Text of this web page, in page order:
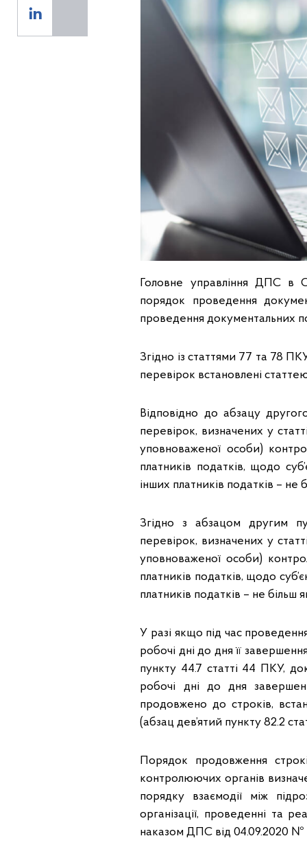
Головне управління ДПС в
порядок проведення
проведення документальних
Згідно із статтями 77 та 78
перевірок встановлені
Відповідно до абзацу
перевірок, визначених у
уповноваженої особи)
платників податків, щодо
інших платників податків – не
Згідно з абзацом другим
перевірок, визначених у
уповноваженої особи)
платників податків, щодо
платників податків – не більш
У разі якщо під час
робочі дні до дня її
пункту 44.7 статті 44 ПКУ,
робочі дні до дня
продовжено до строків,
(абзац дев’ятий пункту 82.2
Порядок продовження
контролюючих органів
порядку взаємодії між
організації, проведенні та
наказом ДПС від 04.09.2020 №